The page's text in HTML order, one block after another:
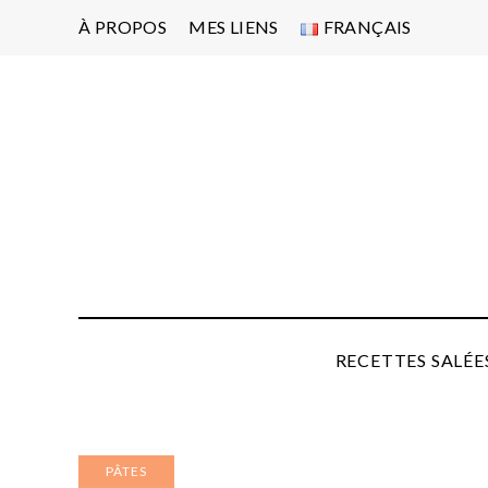
À PROPOS MES LIENS FRANÇAIS
RECETTES
PÂTES